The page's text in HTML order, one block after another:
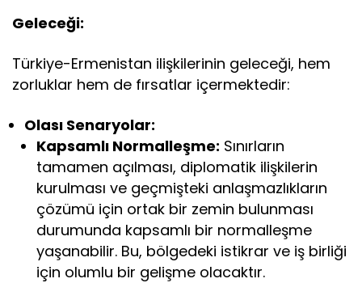
Geleceği:
Türkiye-Ermenistan ilişkilerinin geleceği, hem
zorluklar hem de fırsatlar içermektedir:
Olası Senaryolar:
Kapsamlı Normalleşme: Sınırların
tamamen açılması, diplomatik ilişkilerin
kurulması ve geçmişteki anlaşmazlıkların
çözümü için ortak bir zemin bulunması
durumunda kapsamlı bir normalleşme
yaşanabilir. Bu, bölgedeki istikrar ve iş birliği
için olumlu bir gelişme olacaktır.